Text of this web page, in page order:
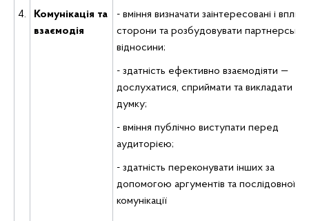
4.
Комунікація та
взаємодія
- вміння визначати заінтересовані i
сторони та розбудовувати партнерські
відносини;
- здатність ефективно взаємодіяти —
дослухатися, сприймати та викладати
думку;
- вміння публічно виступати перед
аудиторією;
- здатність переконувати інших за
допомогою аргументів та послідовної
комунікації